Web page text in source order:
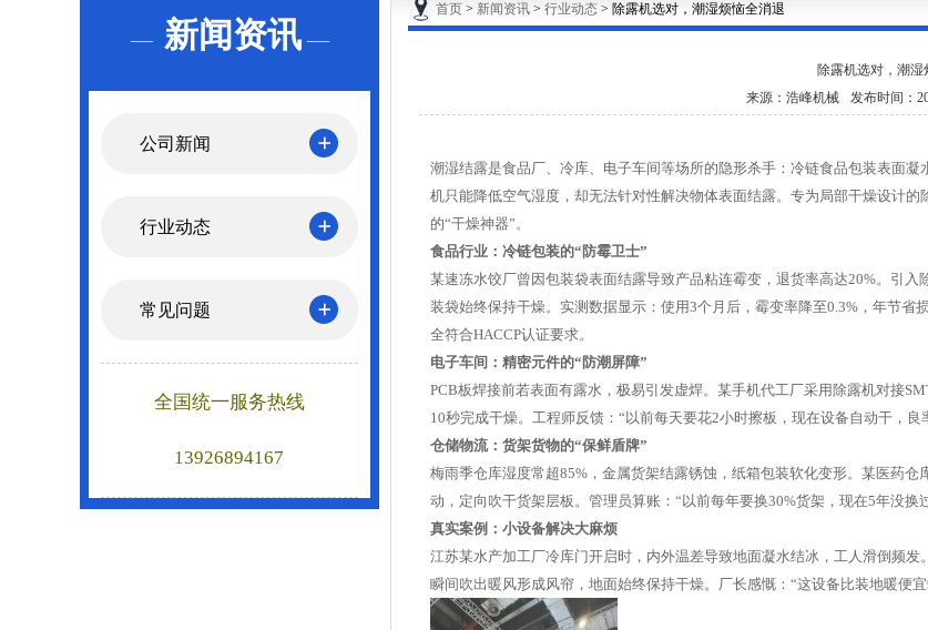
— 新闻资讯—
公司新闻
行业动态
常见问题
全国统一服务热线
13926894167
首页 > 新闻资讯 > 行业动态 > 除露机选对，潮湿烦恼全消退
除露机选对，潮湿
来源：浩峰机械
发布时间：
潮湿结露是食品厂、冷库、电子车间等场所的隐形杀手：冷链食品包装表面
机只能降低空气湿度，却无法针对性解决物体表面结露。专为局部干燥设计
的“干燥神器”。
食品行业：冷链包装的“防霉卫士”
某速冻水饺厂曾因包装袋表面结露导致产品粘连霉变，退货率高达20%。引
装袋始终保持干燥。实测数据显示：使用3个月后，霉变率降至0.3%，年节
全符合HACCP认证要求。
电子车间：精密元件的“防潮屏障”
PCB板焊接前若表面有露水，极易引发虚焊。某手机代工厂采用除露机对接
10秒完成干燥。工程师反馈：“以前每天要花2小时擦板，现在设备自动干，良
仓储物流：货架货物的“保鲜盾牌”
梅雨季仓库湿度常超85%，金属货架结露锈蚀，纸箱包装软化变形。某医药
动，定向吹干货架层板。管理员算账：“以前每年要换30%货架，现在5年没换
真实案例：小设备解决大麻烦
江苏某水产加工厂冷库门开启时，内外温差导致地面凝水结冰，工人滑倒频
瞬间吹出暖风形成风帘，地面始终保持干燥。厂长感慨：“这设备比装地暖便